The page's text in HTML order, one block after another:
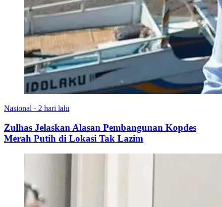
Nasional · 2 hari lalu
Zulhas Jelaskan Alasan Pembangunan Kopdes
Merah Putih di Lokasi Tak Lazim